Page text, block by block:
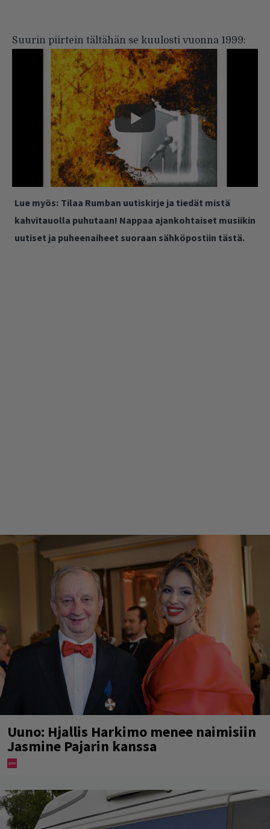
Suurin piirtein tältähän se kuulosti vuonna 1999:
Lue myös: Tilaa Rumban uutiskirje ja tiedät mistä
kahvitauolla puhutaan! Nappaa ajankohtaiset musiikin
uutiset ja puheenaiheet suoraan sähköpostiin tästä.
Uuno: Hjallis Harkimo menee naimisiin
Jasmine Pajarin kanssa